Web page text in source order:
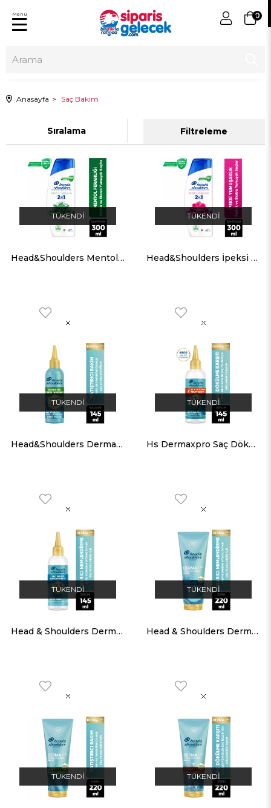
0
Menu
Anasayfa Saç Bakım
Filtreleme
Sıralama
TÜKENDI
Head&Shoulders Mentol Ferahlığı 2'si 1 Arada Şampuan 300 ML
TÜKENDI
Head&Shoulders İpeksi Yumuşaklık 2'si 1 Arada Şampuan 300 ML
TÜKENDI
Head&Shoulders DermaXPro Yatıştırıcı Balsm 145 ML
TÜKENDI
Hs Dermaxpro Saç Dökülmesi Karşıtı Serum 145 ML
TÜKENDI
Head & Shoulders Dermaxpro Onarıcı Nemlendirme Serumu 145 ML
TÜKENDI
Head & Shoulders Dermaxpro Nemlendirici Saç ve Saç Derisi Bakım Kremi 220 ml
TÜKENDI TÜKENDI